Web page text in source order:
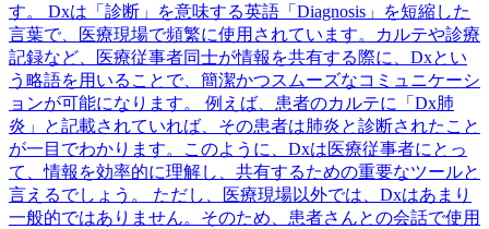
す。 Dxは「診断」を意味する英語「Diagnosis」を短縮した
言葉で、医療現場で頻繁に使用されています。カルテや診療
記録など、医療従事者同士が情報を共有する際に、Dxとい
う略語を用いることで、簡潔かつスムーズなコミュニケーシ
ョンが可能になります。 例えば、患者のカルテに「Dx肺
炎」と記載されていれば、その患者は肺炎と診断されたこと
が一目でわかります。このように、Dxは医療従事者にとっ
て、情報を効率的に理解し、共有するための重要なツールと
言えるでしょう。 ただし、医療現場以外では、Dxはあまり
一般的ではありません。そのため、患者さんとの会話で使用